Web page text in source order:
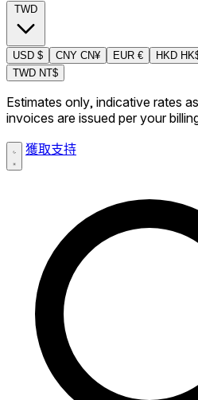
TWD
USD $ CNY CN¥ EUR € HKD
TWD NT$
Estimates only, indicative
invoices are issued per your
獲取支持